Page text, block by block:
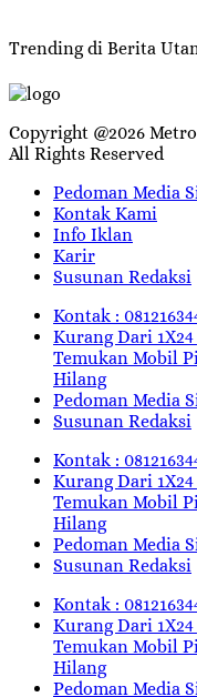
Trending di Berita
Copyright @2026
All Rights Reserved
Pedoman Media
Kontak Kami
Info Iklan
Karir
Susunan Redaksi
Kontak :
Kurang Dari
Temukan Mobil
Hilang
Pedoman Media
Susunan Redaksi
Kontak :
Kurang Dari
Temukan Mobil
Hilang
Pedoman Media
Susunan Redaksi
Kontak :
Kurang Dari
Temukan Mobil
Hilang
Pedoman Media